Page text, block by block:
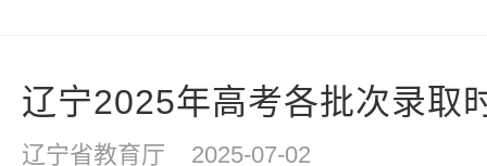
辽宁2025年高考各批次录取
辽宁省教育厅 2025-07-02